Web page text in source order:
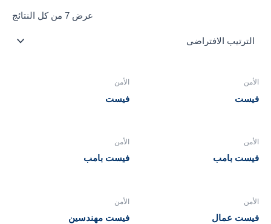
عرض ⁦7⁩ من كل النتائج
الأمن
فيست
الأمن
فيست
الأمن
فيست بامب
الأمن
فيست بامب
الأمن
فيست عمال
الأمن
فيست مهندسين